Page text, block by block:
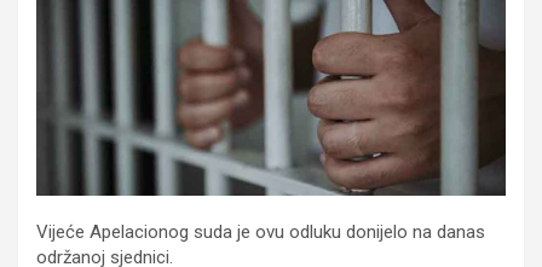
Vijeće Apelacionog suda je ovu odluku donijelo na danas
održanoj sjednici.